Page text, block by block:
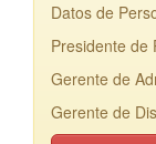
Datos de
Presidente de
Gerente de
Gerente de